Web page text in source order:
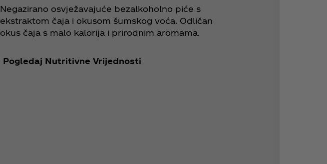
Negazirano osvježavajuće bezalkoholno piće s
ekstraktom čaja i okusom šumskog voća. Odličan
okus čaja s malo kalorija i prirodnim aromama.
Pogledaj Nutritivne Vrijednosti